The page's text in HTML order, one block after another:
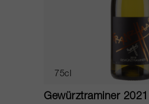
75cl
Gewürztraminer 2021